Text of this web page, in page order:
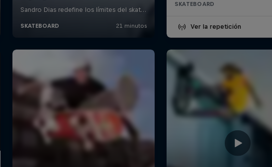
SKATEBOARD
Ver la repetición